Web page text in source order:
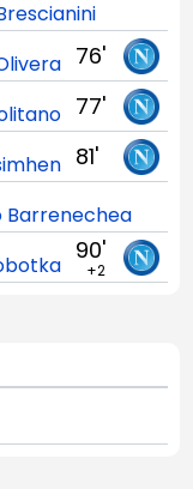
76'
77'
81'
Barrenechea
90'
+2